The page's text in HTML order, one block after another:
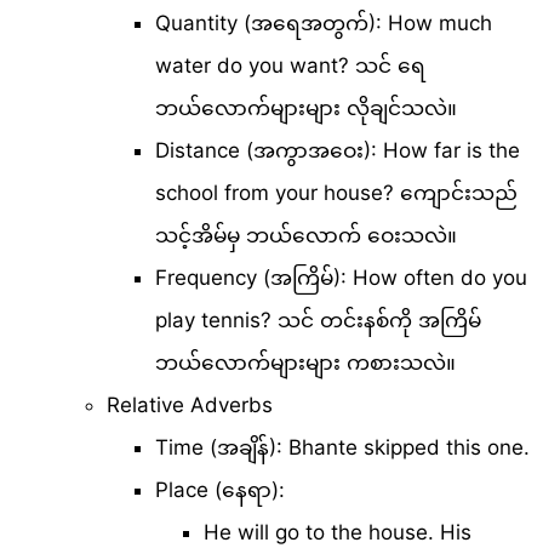
Quantity (အရေအတွက်): How much
water do you want? သင် ရေ
ဘယ်လောက်များများ လိုချင်သလဲ။
Distance (အကွာအဝေး): How far is the
school from your house? ကျောင်းသည်
သင့်အိမ်မှ ဘယ်လောက် ဝေးသလဲ။
Frequency (အကြိမ်): How often do you
play tennis? သင် တင်းနစ်ကို အကြိမ်
ဘယ်လောက်များများ ကစားသလဲ။
Relative Adverbs
Time (အချိန်): Bhante skipped this one.
Place (နေရာ):
He will go to the house. His